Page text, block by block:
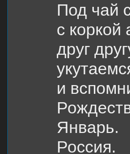
Под чай
с коркой
друг
и
Январь.
Россия.